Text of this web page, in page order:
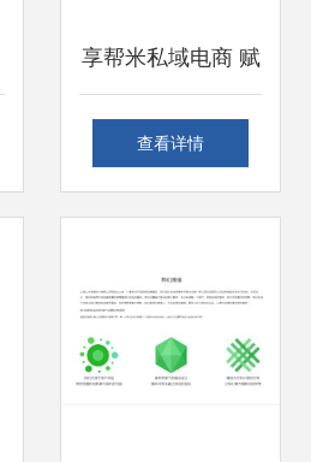
享帮米私域电商 赋
能商家，引领上海
化新零售转型浪潮
查看详情